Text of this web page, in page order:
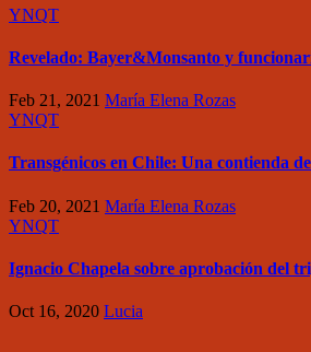
YNQT
Revelado: Bayer&Monsanto y
Feb 21, 2021 María Elena Rozas
YNQT
Transgénicos en Chile: Una contienda
Feb 20, 2021 María Elena Rozas
YNQT
Ignacio Chapela sobre aprobación del
Oct 16, 2020 Lucia